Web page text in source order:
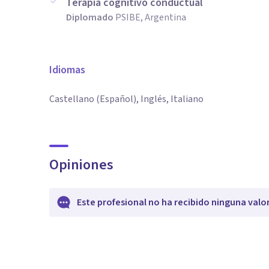
Diplomado PSIBE, Argentina
Idiomas
Castellano (Español), Inglés, Italiano
Opiniones
Este profesional no ha recibido ninguna